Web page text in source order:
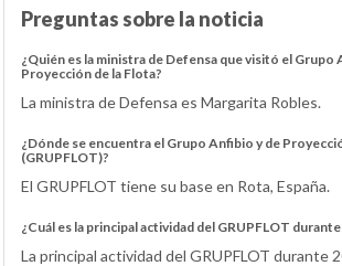
Preguntas sobre la noticia
¿Quién es la ministra de Defensa que visitó el Grupo
Proyección de la Flota?
La ministra de Defensa es Margarita Robles.
¿Dónde se encuentra el Grupo Anfibio y de
(GRUPFLOT)?
El GRUPFLOT tiene su base en Rota, España.
¿Cuál es la principal actividad del GRUPFLOT
La principal actividad del GRUPFLOT durante